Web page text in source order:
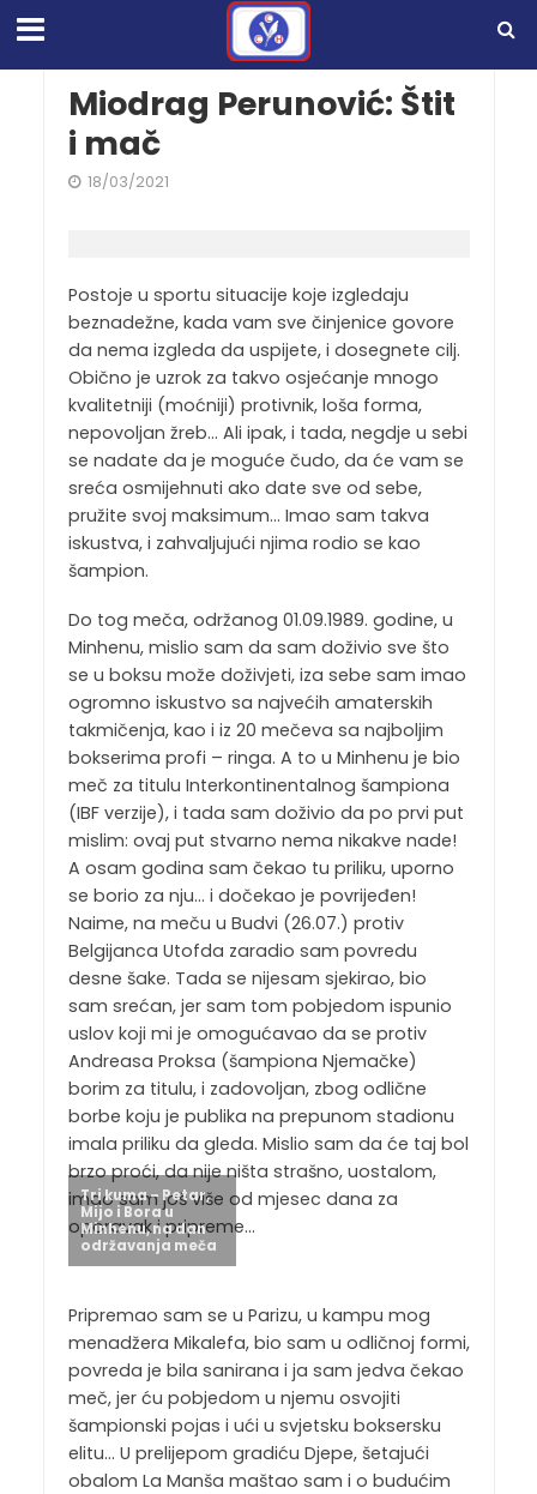
Miodrag Perunović: Štit
i mač
18/03/2021
Postoje u sportu situacije koje izgledaju
beznadežne, kada vam sve činjenice govore
da nema izgleda da uspijete, i dosegnete cilj.
Obično je uzrok za takvo osjećanje mnogo
kvalitetniji (moćniji) protivnik, loša forma,
nepovoljan žreb… Ali ipak, i tada, negdje u sebi
se nadate da je moguće čudo, da će vam se
sreća osmijehnuti ako date sve od sebe,
pružite svoj maksimum… Imao sam takva
iskustva, i zahvaljujući njima rodio se kao
šampion.
Do tog meča, održanog 01.09.1989. godine, u
Minhenu, mislio sam da sam doživio sve što
se u boksu može doživjeti, iza sebe sam imao
ogromno iskustvo sa najvećih amaterskih
takmičenja, kao i iz 20 mečeva sa najboljim
bokserima profi – ringa. A to u Minhenu je bio
meč za titulu Interkontinentalnog šampiona
(IBF verzije), i tada sam doživio da po prvi put
mislim: ovaj put stvarno nema nikakve nade!
A osam godina sam čekao tu priliku, uporno
se borio za nju… i dočekao je povrijeđen!
Naime, na meču u Budvi (26.07.) protiv
Belgijanca Utofda zaradio sam povredu
desne šake. Tada se nijesam sjekirao, bio
sam srećan, jer sam tom pobjedom ispunio
uslov koji mi je omogućavao da se protiv
Andreasa Proksa (šampiona Njemačke)
borim za titulu, i zadovoljan, zbog odlične
borbe koju je publika na prepunom stadionu
imala priliku da gleda. Mislio sam da će taj bol
brzo proći, da nije ništa strašno, uostalom,
imao sam još više od mjesec dana za
oporavak i pripreme…
Tri kuma – Petar,
Mijo i Bora u
Minhenu, na dan
održavanja meča
Pripremao sam se u Parizu, u kampu mog
menadžera Mikalefa, bio sam u odličnoj formi,
povreda je bila sanirana i ja sam jedva čekao
meč, jer ću pobjedom u njemu osvojiti
šampionski pojas i ući u svjetsku boksersku
elitu… U prelijepom gradiću Djepe, šetajući
obalom La Manša maštao sam i o budućim